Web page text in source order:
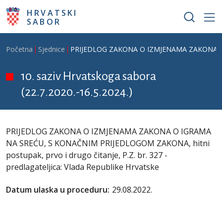
Skoči na glavni sadržaj
HRVATSKI
SABOR
Breadcrumb
Početna Sjednice PRIJEDLOG ZAKONA O IZMJENAMA
10. saziv Hrvatskoga sabora
(22.7.2020.-16.5.2024.)
PRIJEDLOG ZAKONA O IZMJENAMA ZAKONA O IGRAMA
NA SREĆU, S KONAČNIM PRIJEDLOGOM ZAKONA, hitni
postupak, prvo i drugo čitanje, P.Z. br. 327 -
predlagateljica: Vlada Republike Hrvatske
Datum ulaska u proceduru: 29.08.2022.